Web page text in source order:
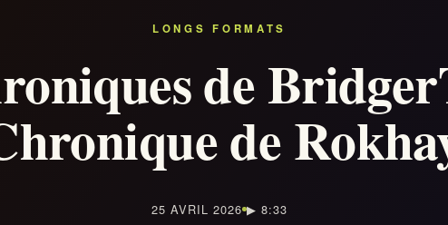
LONGS FORMATS
de
de
25 AVRIL 2026 ▶ 8:33